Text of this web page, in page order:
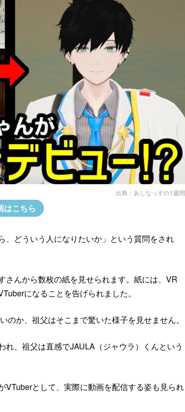
出典： あしなっすの1週間
はこちら
どういう人になりたいか」という質問をされ
んから数枚の紙を見せられます。紙には、VR
になることを告げられました。
か、祖父はそこまで驚いた様子を見せません。
、祖父は直感でJAULA（ジャウラ）くんという
として、実際に動画を配信する姿も見られ